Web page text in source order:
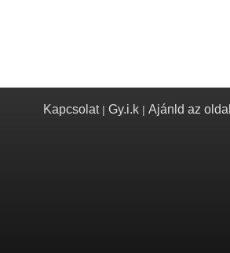
Kapcsolat | Gy.i.k | Ajánld az